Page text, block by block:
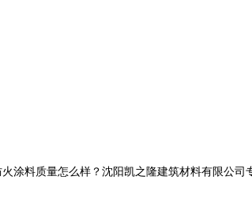
涂料质量怎么样？沈阳凯之隆建筑材料有限公